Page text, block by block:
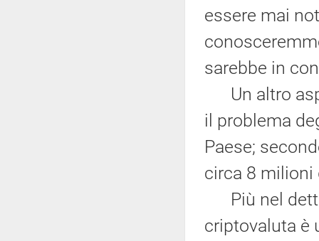
essere mai
sarebbe in
Un altro
il problema
Paese;
circa 8 milioni
Più nel
criptovaluta è